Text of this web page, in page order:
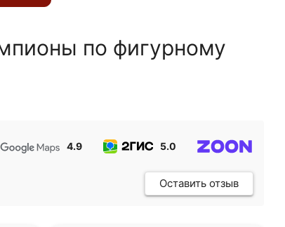
по фигурному
4.9 5.0
Оставить отзыв